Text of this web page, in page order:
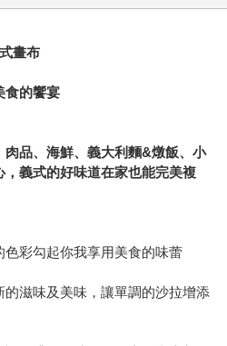
畫布
食的饗宴
品、海鮮、義大利麵&燉飯、小
義式的好味道在家也能完美複
彩勾起你我享用美食的味蕾
滋味及美味，讓單調的沙拉增添